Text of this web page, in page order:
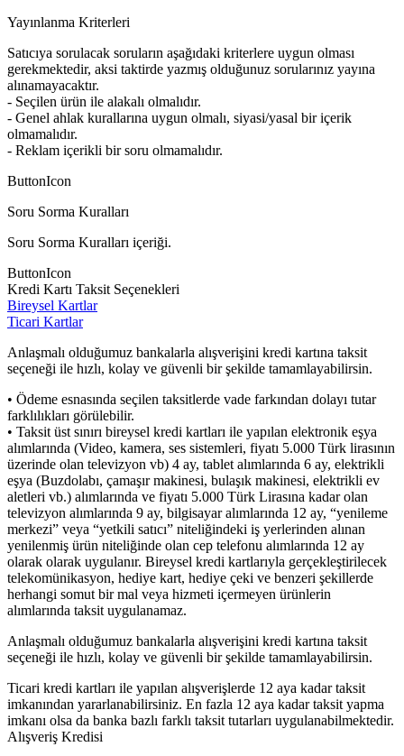
Yayınlanma Kriterleri
Satıcıya sorulacak soruların aşağıdaki kriterlere uygun olması
gerekmektedir, aksi taktirde yazmış olduğunuz sorularınız yayına
alınamayacaktır.
- Seçilen ürün ile alakalı olmalıdır.
- Genel ahlak kurallarına uygun olmalı, siyasi/yasal bir içerik
olmamalıdır.
- Reklam içerikli bir soru olmamalıdır.
ButtonIcon
Soru Sorma Kuralları
Soru Sorma Kuralları içeriği.
ButtonIcon
Kredi Kartı Taksit Seçenekleri
Bireysel Kartlar
Ticari Kartlar
Anlaşmalı olduğumuz bankalarla alışverişini kredi kartına taksit
seçeneği ile hızlı, kolay ve güvenli bir şekilde tamamlayabilirsin.
• Ödeme esnasında seçilen taksitlerde vade farkından dolayı tutar
farklılıkları görülebilir.
• Taksit üst sınırı bireysel kredi kartları ile yapılan elektronik eşya
alımlarında (Video, kamera, ses sistemleri, fiyatı 5.000 Türk lirasının
üzerinde olan televizyon vb) 4 ay, tablet alımlarında 6 ay, elektrikli
eşya (Buzdolabı, çamaşır makinesi, bulaşık makinesi, elektrikli ev
aletleri vb.) alımlarında ve fiyatı 5.000 Türk Lirasına kadar olan
televizyon alımlarında 9 ay, bilgisayar alımlarında 12 ay, “yenileme
merkezi” veya “yetkili satıcı” niteliğindeki iş yerlerinden alınan
yenilenmiş ürün niteliğinde olan cep telefonu alımlarında 12 ay
olarak olarak uygulanır. Bireysel kredi kartlarıyla gerçekleştirilecek
telekomünikasyon, hediye kart, hediye çeki ve benzeri şekillerde
herhangi somut bir mal veya hizmeti içermeyen ürünlerin
alımlarında taksit uygulanamaz.
Anlaşmalı olduğumuz bankalarla alışverişini kredi kartına taksit
seçeneği ile hızlı, kolay ve güvenli bir şekilde tamamlayabilirsin.
Ticari kredi kartları ile yapılan alışverişlerde 12 aya kadar taksit
imkanından yararlanabilirsiniz. En fazla 12 aya kadar taksit yapma
imkanı olsa da banka bazlı farklı taksit tutarları uygulanabilmektedir.
Alışveriş Kredisi